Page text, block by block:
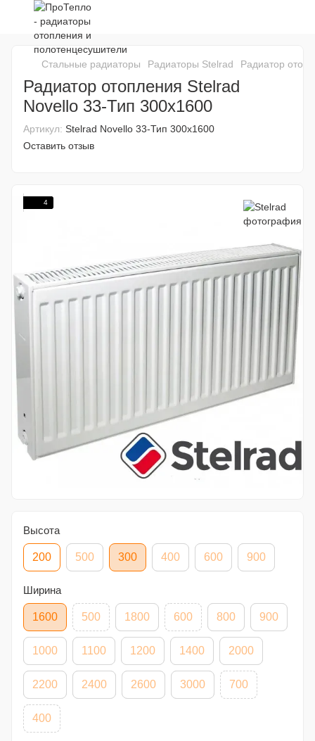
Стальные радиаторы Радиаторы Stelrad Радиатор
Радиатор отопления Stelrad
Novello 33-Тип 300х1600
Артикул: Stelrad Novello 33-Тип 300х1600
Оставить отзыв
4
Высота
200 500 300 400 600 900
Ширина
1600 500 1800 600 800 900
1000 1100 1200 1400 2000
2200 2400 2600 3000 700
400